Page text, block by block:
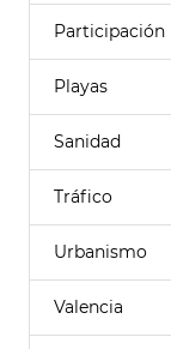
Participación
Playas
Sanidad
Tráfico
Urbanismo
Valencia